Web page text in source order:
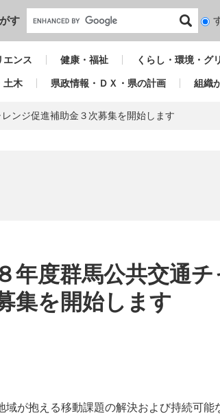
本文へ
す
検
対
エンス 健康・福祉 くらし・環境・グ
土木 県政情報・ＤＸ・県の計画 組織
ンジ促進補助金３次募集を開始します
年度群馬公共交通
集を開始します
域が抱える移動課題の解決および持続可